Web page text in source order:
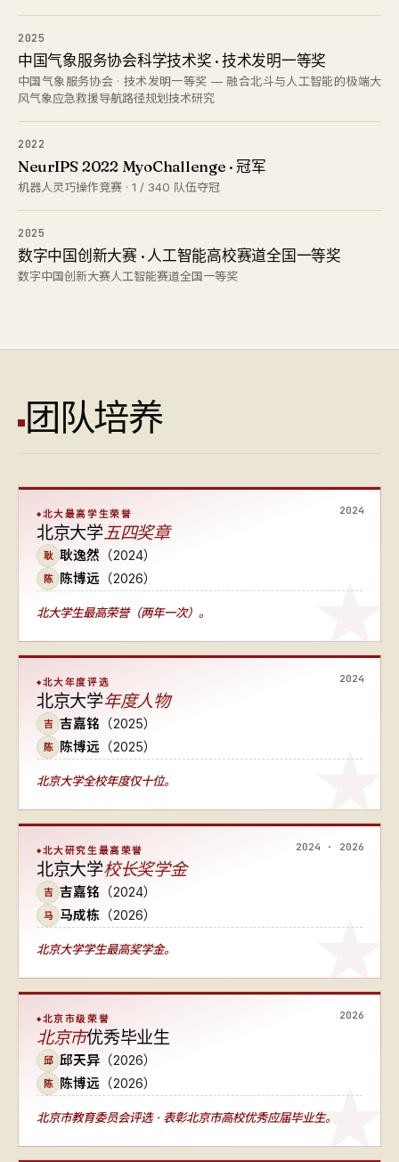
2025
中国气象服务协会科学技术奖 · 技术发明一等奖
中国气象服务协会 · 技术发明一等奖 — 融合北斗与人工智能的极端大
风气象应急救援导航路径规划技术研究
2022
NeurIPS 2022 MyoChallenge · 冠军
机器人灵巧操作竞赛 · 1 / 340 队伍夺冠
2025
数字中国创新大赛 · 人工智能高校赛道全国一等奖
数字中国创新大赛人工智能赛道全国一等奖
团队培养
2024
北大最高学生荣誉
北京大学五四奖章
耿 耿逸然 （2024）
陈 陈博远 （2026）
北大学生最高荣誉（两年一次） 。
2024
北大年度评选
北京大学年度人物
吉 吉嘉铭 （2025）
陈 陈博远 （2025）
北京大学全校年度仅十位。
2024 · 2026
北大研究生最高荣誉
北京大学校长奖学金
吉 吉嘉铭 （2024）
马 马成栋 （2026）
北京大学学生最高奖学金。
2026
北京市级荣誉
北京市优秀毕业生
邱 邱天异 （2026）
陈 陈博远 （2026）
北京市教育委员会评选 · 表彰北京市高校优秀应届毕业生。